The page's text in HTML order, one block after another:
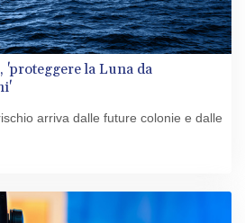
'proteggere la Luna da
arriva dalle future colonie e dalle